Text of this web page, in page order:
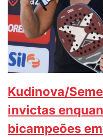
Kudinova/
invictas
bicampeões